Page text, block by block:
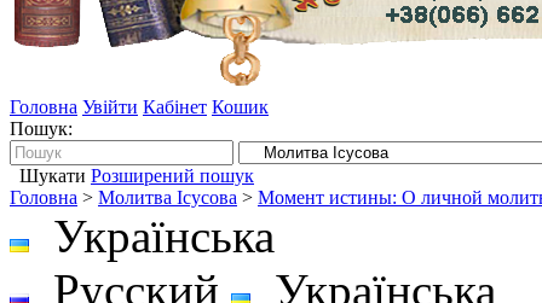
Головна Увійти Кабінет Кошик
Пошук:
Шукати Розширений пошук
Головна > Молитва Ісусова > Момент истины: О личной
Українська
Русский
Українська